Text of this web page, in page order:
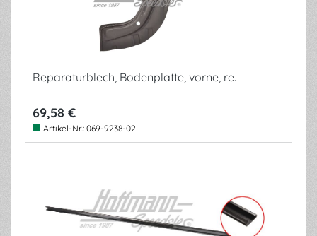
Reparaturblech, Bodenplatte, vorne, re.
69,58 €
Artikel-Nr.: 069-9238-02